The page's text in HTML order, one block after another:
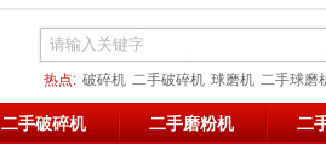
热点: 破碎机 二手破碎机 球磨机 二手球磨
二手烘干机 二手破碎 二手烘干 雷蒙磨
二手破碎机 二手磨粉机 二